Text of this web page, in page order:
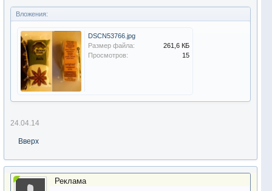
Вложения:
DSCN53766.jpg
Размер файла:
261,6 КБ
Просмотров:
15
24.04.14
Вверх
Реклама